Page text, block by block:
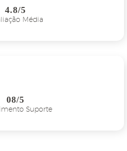
4.8/5
Média
08/5
Suporte